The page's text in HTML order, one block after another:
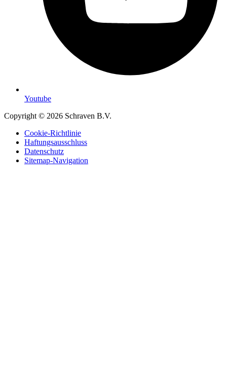
Youtube
Copyright © 2026 Schraven B.V.
Cookie-Richtlinie
Haftungsausschluss
Datenschutz
Sitemap-Navigation